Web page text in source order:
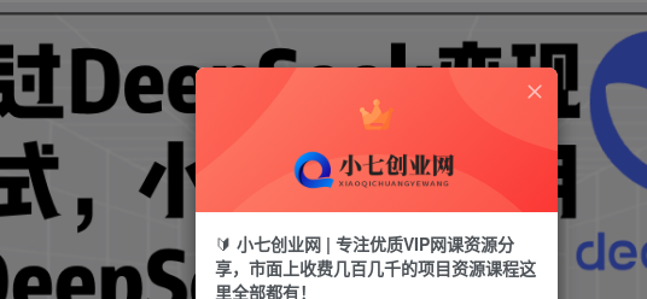
🔰 小七创业网 | 专注优质VIP网课资源分
享，市面上收费几百几千的项目资源课程这
里全部都有！